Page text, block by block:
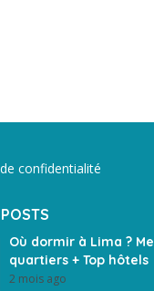
confidentialité
Où dormir à Lima ?
quartiers + Top hôtels
2 mois ago